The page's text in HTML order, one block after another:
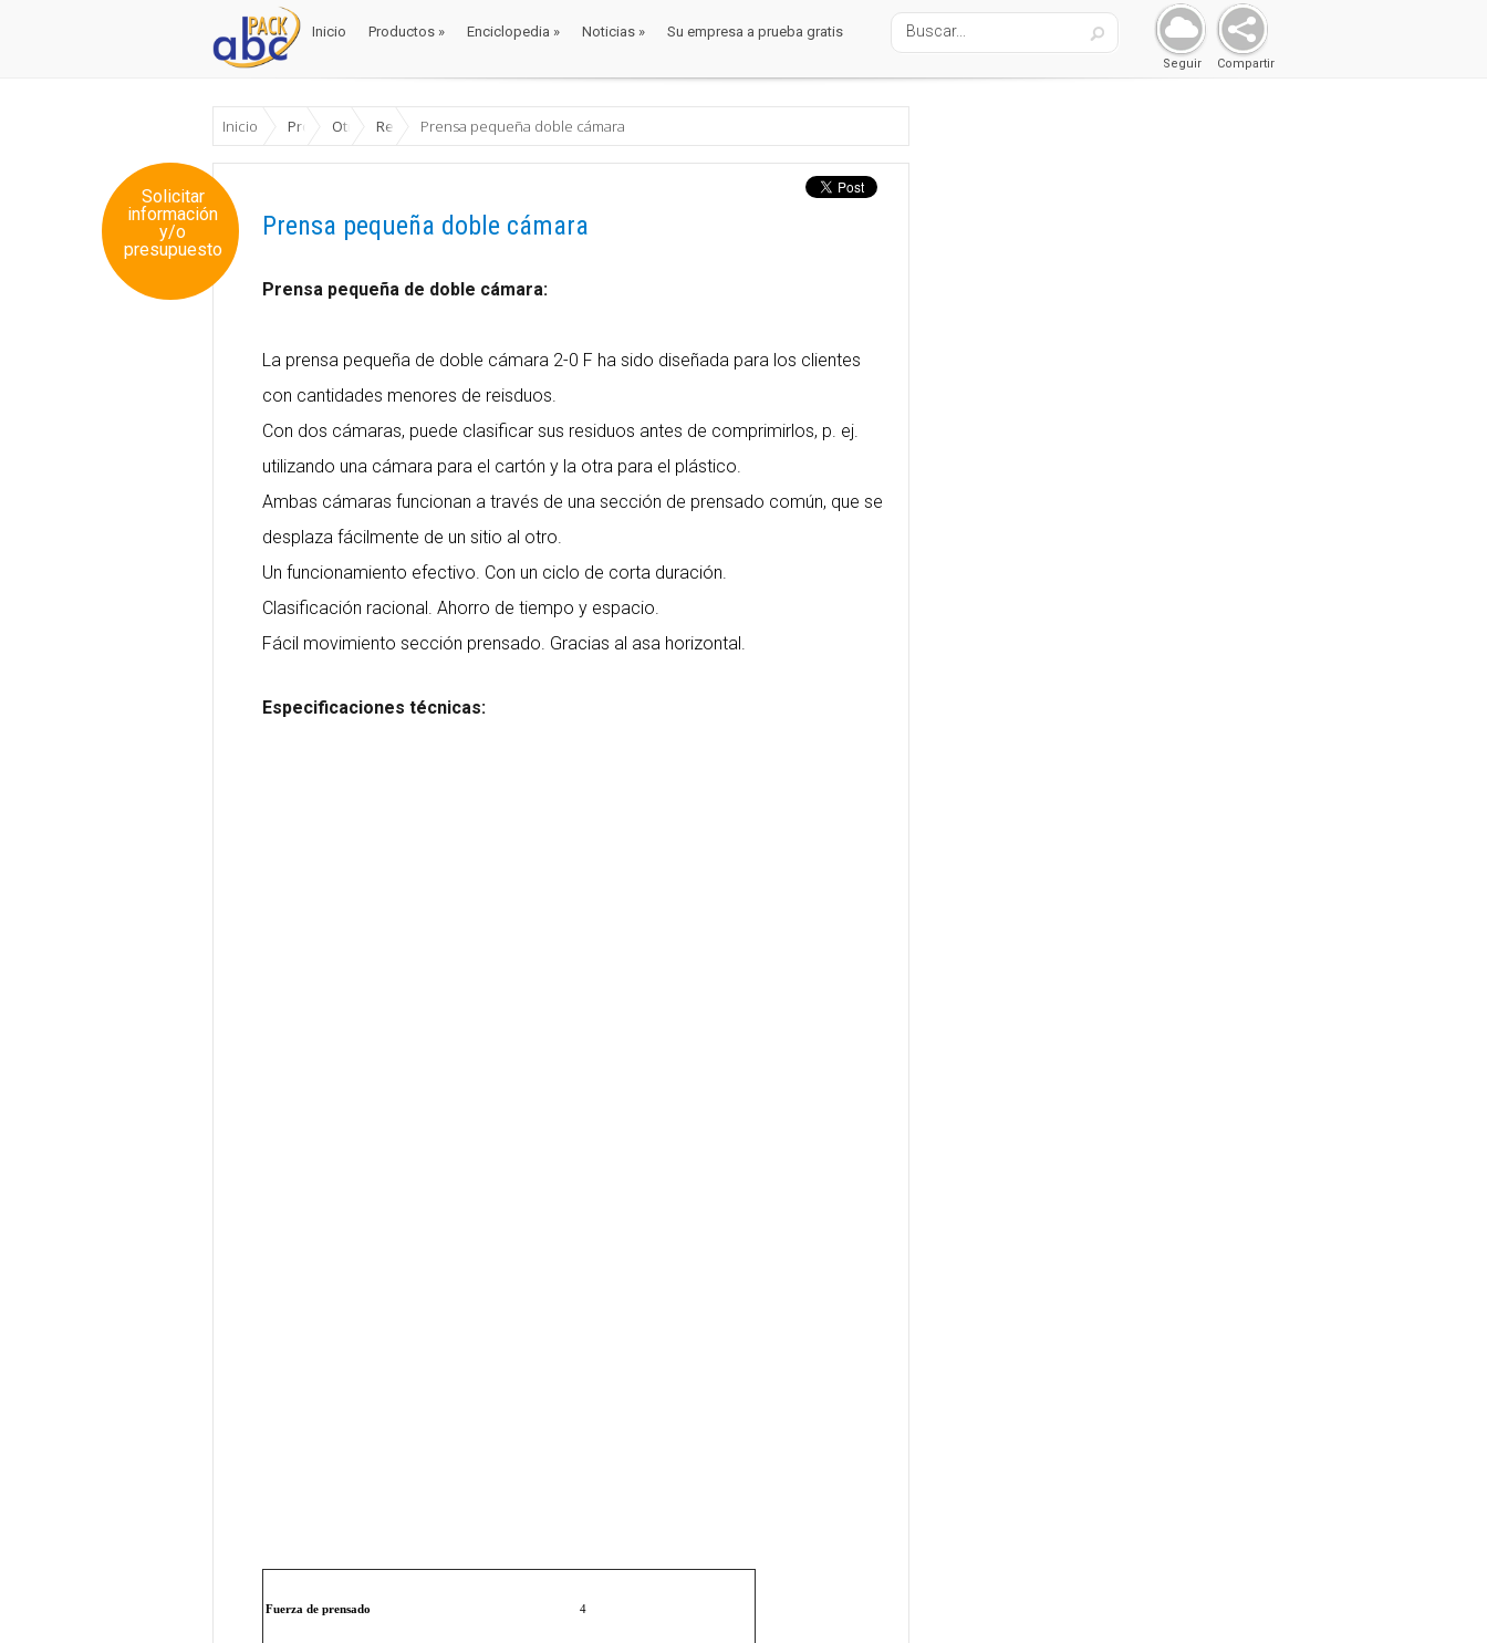
Inicio Productos » Enciclopedia » Noticias » Su empresa a prueba gratis
Compartir
Seguir
Inicio ProductosOtros RecicladoPrensa pequeña doble cámara
Solicitar
información
y/o
presupuesto
Prensa pequeña doble cámara
Prensa pequeña de doble cámara:
La prensa pequeña de doble cámara 2-0 F ha sido diseñada para los clientes
con cantidades menores de reisduos.
Con dos cámaras, puede clasificar sus residuos antes de comprimirlos, p. ej.
utilizando una cámara para el cartón y la otra para el plástico.
Ambas cámaras funcionan a través de una sección de prensado común, que se
desplaza fácilmente de un sitio al otro.
Un funcionamiento efectivo. Con un ciclo de corta duración.
Clasificación racional. Ahorro de tiempo y espacio.
Fácil movimiento sección prensado. Gracias al asa horizontal.
Especificaciones técnicas:
Fuerza de prensado 4